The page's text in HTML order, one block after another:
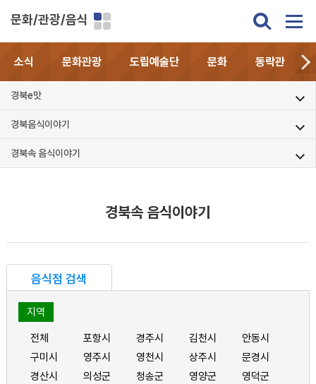
문화/관광/음식
소식 문화관광 도립예술단 문화 동락관
경북e맛
경북음식이야기
경북속 음식이야기
경북속 음식이야기
음식점 검색
지역
전체 포항시 경주시 김천시
안동시
구미시
영주시 영천시 상주시
문경시
경산시
의성군 청송군 영양군
영덕군